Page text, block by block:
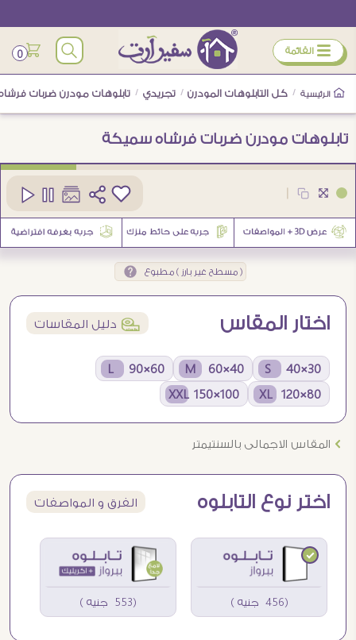
ÿ القائمة 0
الرئيسية / كل التابلوهات المودرن / تجريدي / تابلوهات مودرن ضربات
تابلوهات مودرن ضربات فرشاه سميكة
( مسطح غير بارز ) مطبوع
اختار المقاس í دليل المقاسات
30×40 S
40×60 M
60×90 L
80×120 XL
100×150 XXL
Ö المقاس الاجمالى بالسنتيمتر
اختر نوع التابلوه الفرق و المواصفات
(456 جنيه ) (553 جنيه )